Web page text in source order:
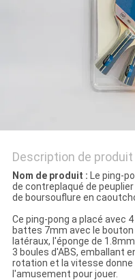
PRIVACY
POLICY
Description de produit
Nom de produit : Le ping-
de contreplaqué de
de boursouflure en
Ce ping-pong a placé avec
battes 7mm avec le
latéraux, l'éponge de
3 boules d'ABS, emballant
rotation et la vitesse
l'amusement pour jouer.